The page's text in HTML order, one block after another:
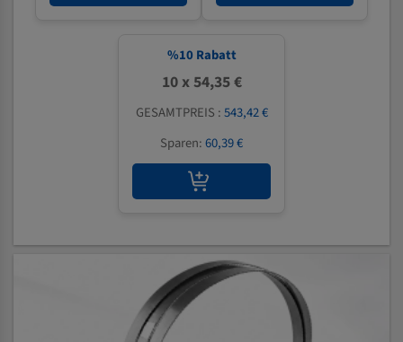
%10 Rabatt
10 x 54,35 €
GESAMTPREIS :543,42 €
Sparen:60,39 €